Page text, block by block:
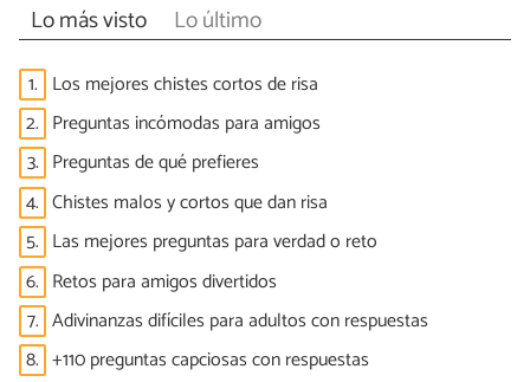
Lo más visto Lo último
1. Los mejores chistes cortos de risa
2. Preguntas incómodas para amigos
3. Preguntas de qué prefieres
4. Chistes malos y cortos que dan risa
5. Las mejores preguntas para verdad o reto
6. Retos para amigos divertidos
7. Adivinanzas difíciles para adultos con respuestas
8. +110 preguntas capciosas con respuestas